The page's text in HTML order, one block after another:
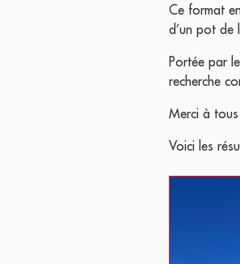
Ce format
d’un pot de
Portée par
recherche
Merci à
Voici les